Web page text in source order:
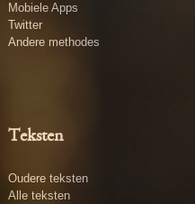
Mobiele Apps
Twitter
Andere methodes
Teksten
Oudere teksten
Alle teksten